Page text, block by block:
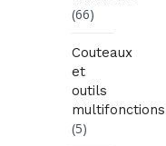
(66)
Couteaux
et
outils
multifonctions
(5)